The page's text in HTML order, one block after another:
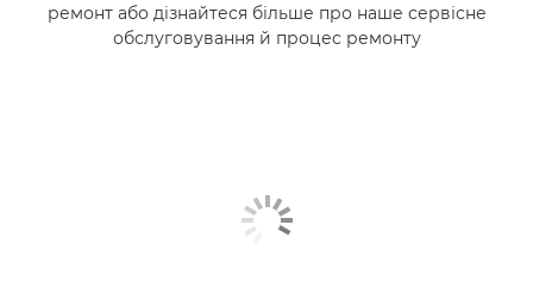
ремонт або дізнайтеся більше про наше сервісне
обслуговування й процес ремонту